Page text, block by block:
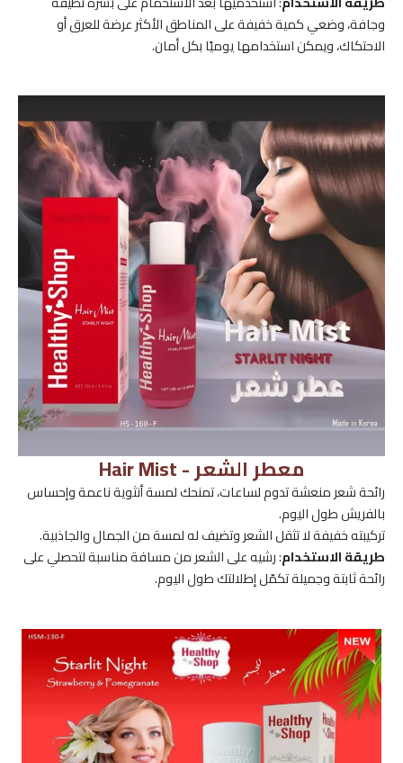
وجافة، وضعي كمية خفيفة على المناطق الأكثر عرضة للعرق أو
الاحتكاك، ويمكن استخدامها يوميًا بكل أمان.
معطر الشعر - Hair Mist
رائحة شعر منعشة تدوم لساعات، تمنحك لمسة أنثوية ناعمة وإحساس
بالفريش طول اليوم.
تركيبته خفيفة لا تثقل الشعر وتضيف له لمسة من الجمال والجاذبية.
طريقة الاستخدام: رشيه على الشعر من مسافة مناسبة لتحصلي على
رائحة ثابتة وجميلة تكمّل إطلالتك طول اليوم.